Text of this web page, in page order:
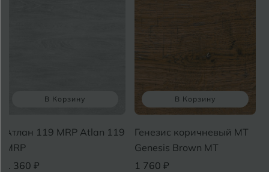
В Корзину
119 MRP Atlan 119
360 ₽
В Корзину
Генезис коричневый MT
Genesis Brown MT
1 760 ₽